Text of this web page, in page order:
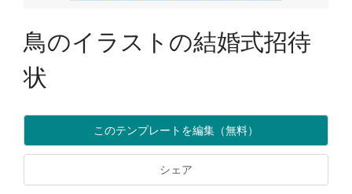
鳥のイラストの結婚式招待
状
このテンプレートを編集（無料）
シェア